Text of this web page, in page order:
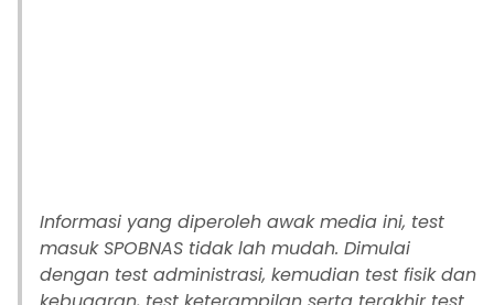
Informasi yang diperoleh awak media ini, test
masuk SPOBNAS tidak lah mudah. Dimulai
dengan test administrasi, kemudian test fisik dan